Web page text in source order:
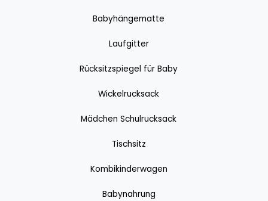
Babyhängematte
Laufgitter
Rücksitzspiegel für Baby
Wickelrucksack
Mädchen Schulrucksack
Tischsitz
Kombikinderwagen
Babynahrung